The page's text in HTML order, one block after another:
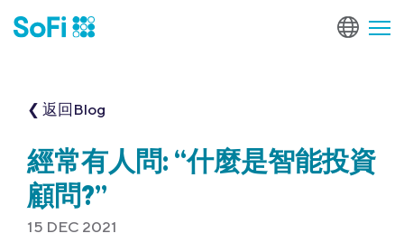
❮ 返回Blog
經常有人問: “什麼是智能投資
顧問?”
15 DEC 2021